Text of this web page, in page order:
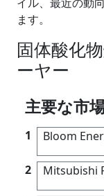
ます。
固体酸化
ーヤー
主要な市
1 Bloom
2 Mitsubishi